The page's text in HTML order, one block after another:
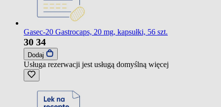
Gasec-20 Gastrocaps, 20 mg, kapsułki, 56 szt.
30 34
Dodaj
Usługa rezerwacji jest usługą domyślną więcej